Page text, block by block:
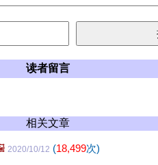
读者留言
相关文章
2020/10/12 (18,499次)